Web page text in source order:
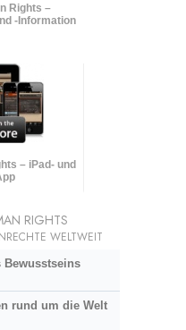
Rights –
-Information
– iPad- und
RIGHTS
WELTWEIT
Bewusstseins
rund um die Welt